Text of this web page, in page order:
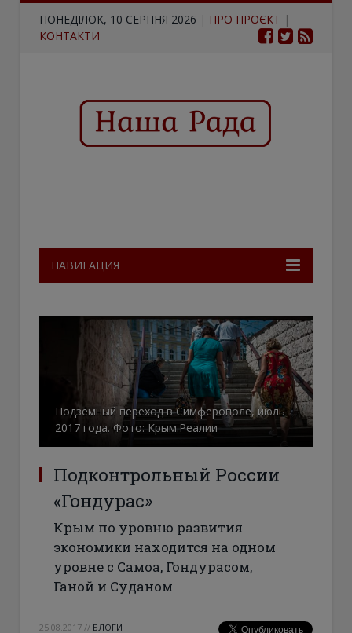
ПОНЕДІЛОК, 10 СЕРПНЯ 2026 | ПРО ПРОЄКТ |
КОНТАКТИ
НАВИГАЦИЯ
Подземный переход в Симферополе, июль
2017 года. Фото: Крым.Реалии
Подконтрольный России
«Гондурас»
Крым по уровню развития
экономики находится на одном
уровне с Самоа, Гондурасом,
Ганой и Суданом
25.08.2017 // БЛОГИ